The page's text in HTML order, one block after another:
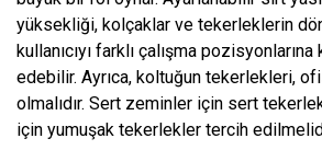
yüksekliği, kolçaklar ve tekerleklerin
kullanıcıyı farklı çalışma
edebilir. Ayrıca, koltuğun tekerlekleri,
olmalıdır. Sert zeminler için sert
için yumuşak tekerlekler tercih